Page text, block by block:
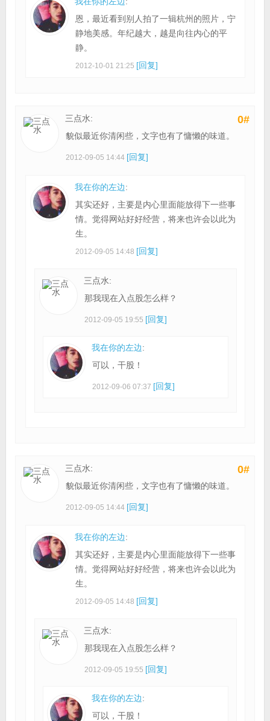
恩，最近看到别人拍了一辑杭州的照片，宁
静地美感。年纪越大，越是向往内心的平
静。
2012-10-01 21:25 [回复]
0#
三点水:
貌似最近你清闲些，文字也有了慵懒的味道。
2012-09-05 14:44 [回复]
我在你的左边:
其实还好，主要是内心里面能放得下一些事
情。觉得网站好好经营，将来也许会以此为
生。
2012-09-05 14:48 [回复]
三点水:
那我现在入点股怎么样？
2012-09-05 19:55 [回复]
我在你的左边:
可以，干股！
2012-09-06 07:37 [回复]
0#
三点水:
貌似最近你清闲些，文字也有了慵懒的味道。
2012-09-05 14:44 [回复]
我在你的左边:
其实还好，主要是内心里面能放得下一些事
情。觉得网站好好经营，将来也许会以此为
生。
2012-09-05 14:48 [回复]
三点水:
那我现在入点股怎么样？
2012-09-05 19:55 [回复]
我在你的左边:
可以，干股！